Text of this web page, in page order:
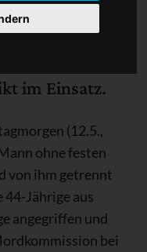
Ex-
an. Die
im Einsatz.
(12.5.,
ohne festen
von ihm getrennt
44-Jährige aus
angegriffen und
bei